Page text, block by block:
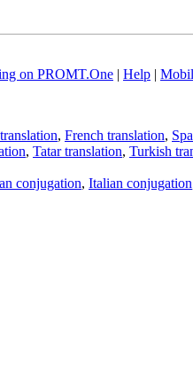
on PROMT.One | Help |
, French translation,
, Tatar translation, Turkish
conjugation, Italian conjugation